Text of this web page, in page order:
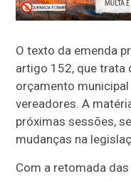
O texto da emenda
artigo 152, que trata
orçamento
vereadores. A
próximas sessões,
mudanças na
Com a retomada